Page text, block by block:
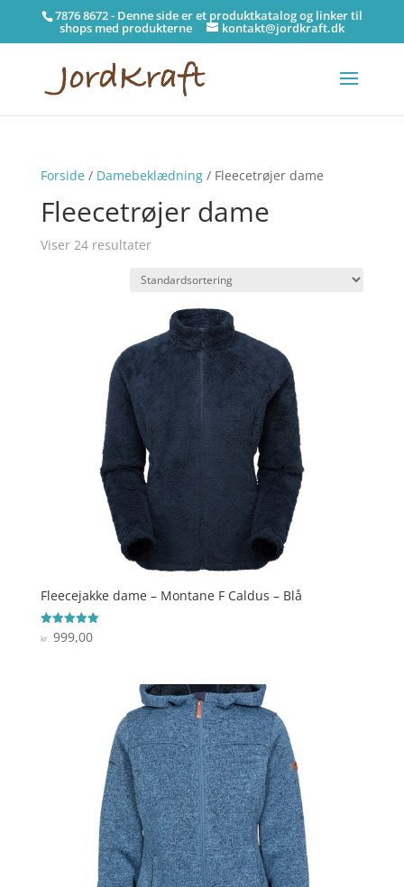
7876 8672 - Denne side er et produktkatalog og linker til
shops med produkterne kontakt@jordkraft.dk
Forside/ Damebeklædning/ Fleecetrøjer dame
Fleecetrøjer dame
Viser 24 resultater
Fleecejakke dame – Montane F Caldus – Blå
Vurderet
5
kr. 999,00